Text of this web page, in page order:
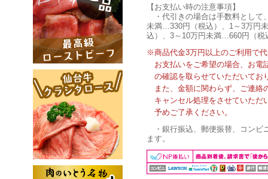
【お支払い時の注意事項】
・代引きの場合は手数料として
未満…330円（税込）、1～3万円
込）、3～10万円未満…660円（税
※商品代金3万円以上のご利用で
お支払いをご希望の場合、お電
の確認を取らせていただいてお
また、金額に関わらず、ご連絡
キャンセル処理をさせていただ
予めご了承ください。
・銀行振込、郵便振替、コンビ
ます。